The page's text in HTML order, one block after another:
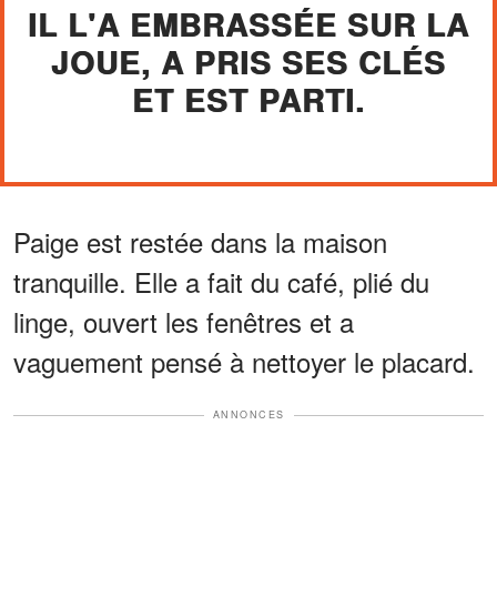
IL L'A EMBRASSÉE SUR LA
JOUE, A PRIS SES CLÉS
ET EST PARTI.
Paige est restée dans la maison
tranquille. Elle a fait du café, plié du
linge, ouvert les fenêtres et a
vaguement pensé à nettoyer le placard.
ANNONCES